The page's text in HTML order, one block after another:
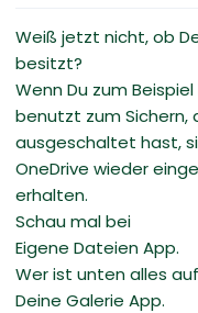
Weiß jetzt nicht, ob
besitzt?
Wenn Du zum
benutzt zum Sichern,
ausgeschaltet hast,
OneDrive wieder
erhalten.
Schau mal bei
Eigene Dateien App.
Wer ist unten alles
Deine Galerie App.